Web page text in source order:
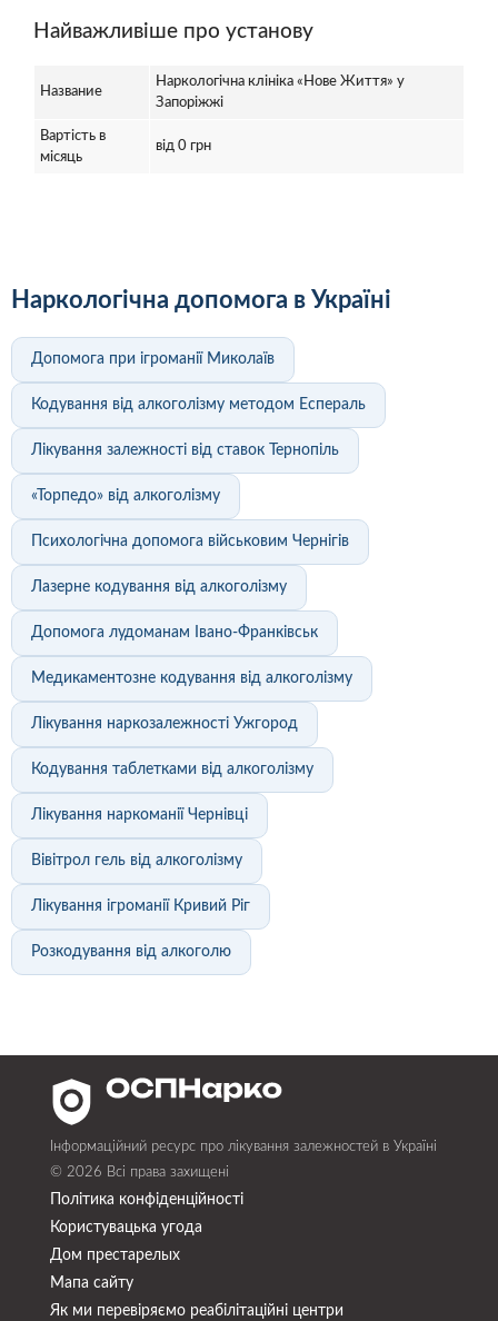
Найважливіше про установу
Название
Наркологічна клініка «Нове Життя» у
Запоріжжі
Вартість в
місяць
від 0 грн
Наркологічна допомога в Україні
Допомога при ігроманії Миколаїв
Кодування від алкоголізму методом Еспераль
Лікування залежності від ставок Тернопіль
«Торпедо» від алкоголізму
Психологічна допомога військовим Чернігів
Лазерне кодування від алкоголізму
Допомога лудоманам Івано-Франківськ
Медикаментозне кодування від алкоголізму
Лікування наркозалежності Ужгород
Кодування таблетками від алкоголізму
Лікування наркоманії Чернівці
Вівітрол гель від алкоголізму
Лікування ігроманії Кривий Ріг
Розкодування від алкоголю
Інформаційний ресурс про лікування залежностей в Україні
© 2026 Всі права захищені
Політика конфіденційності
Користувацька угода
Дом престарелых
Мапа сайту
Як ми перевіряємо реабілітаційні центри